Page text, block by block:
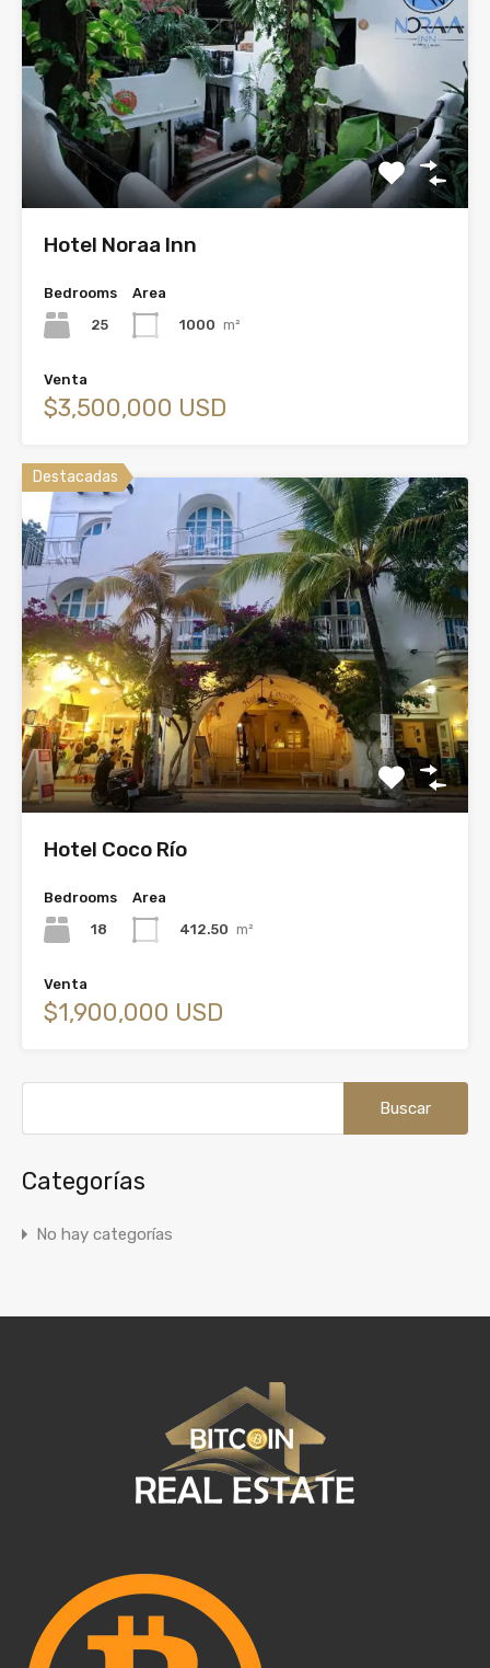
Hotel Noraa Inn
Bedrooms
25
Area
1000 m²
Venta
$3,500,000 USD
Destacadas
Hotel Coco Río
Bedrooms
18
Area
412.50 m²
Venta
$1,900,000 USD
Categorías
No hay categorías